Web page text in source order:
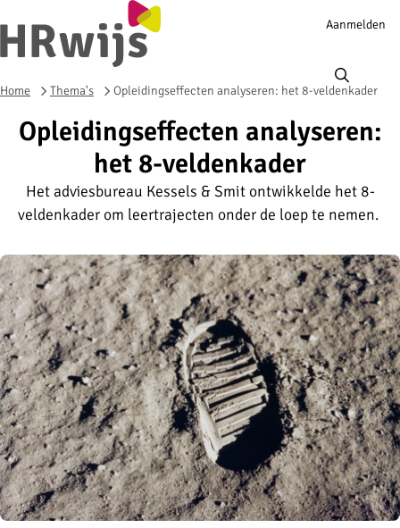
Account
Aanmelden
Home Thema's Opleidingseffecten analyseren: het 8-veldenkader
Opleidingseffecten analyseren:
het 8-veldenkader
Het adviesbureau Kessels & Smit ontwikkelde het 8-
veldenkader om leertrajecten onder de loep te nemen.